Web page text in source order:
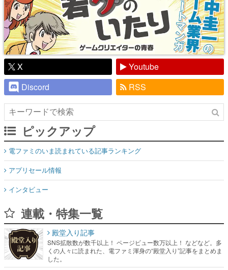
X
Youtube
Discord
RSS
ピックアップ
電ファミのいま読まれている記事ランキング
アプリセール情報
インタビュー
連載・特集一覧
殿堂入り記事
SNS拡散数が数千以上！ ページビュー数万以上！ などなど。多
くの人々に読まれた、電ファミ渾身の“殿堂入り”記事をまとめま
した。